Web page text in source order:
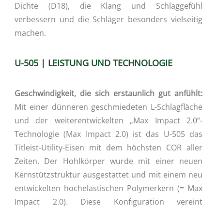
Dichte (D18), die Klang und Schlaggefühl
verbessern und die Schläger besonders vielseitig
machen.
U-505 | LEISTUNG UND TECHNOLOGIE
Geschwindigkeit, die sich erstaunlich gut anfühlt:
Mit einer dünneren geschmiedeten L-Schlagfläche
und der weiterentwickelten „Max Impact 2.0“-
Technologie (Max Impact 2.0) ist das U-505 das
Titleist-Utility-Eisen mit dem höchsten COR aller
Zeiten. Der Hohlkörper wurde mit einer neuen
Kernstützstruktur ausgestattet und mit einem neu
entwickelten hochelastischen Polymerkern (= Max
Impact 2.0). Diese Konfiguration vereint